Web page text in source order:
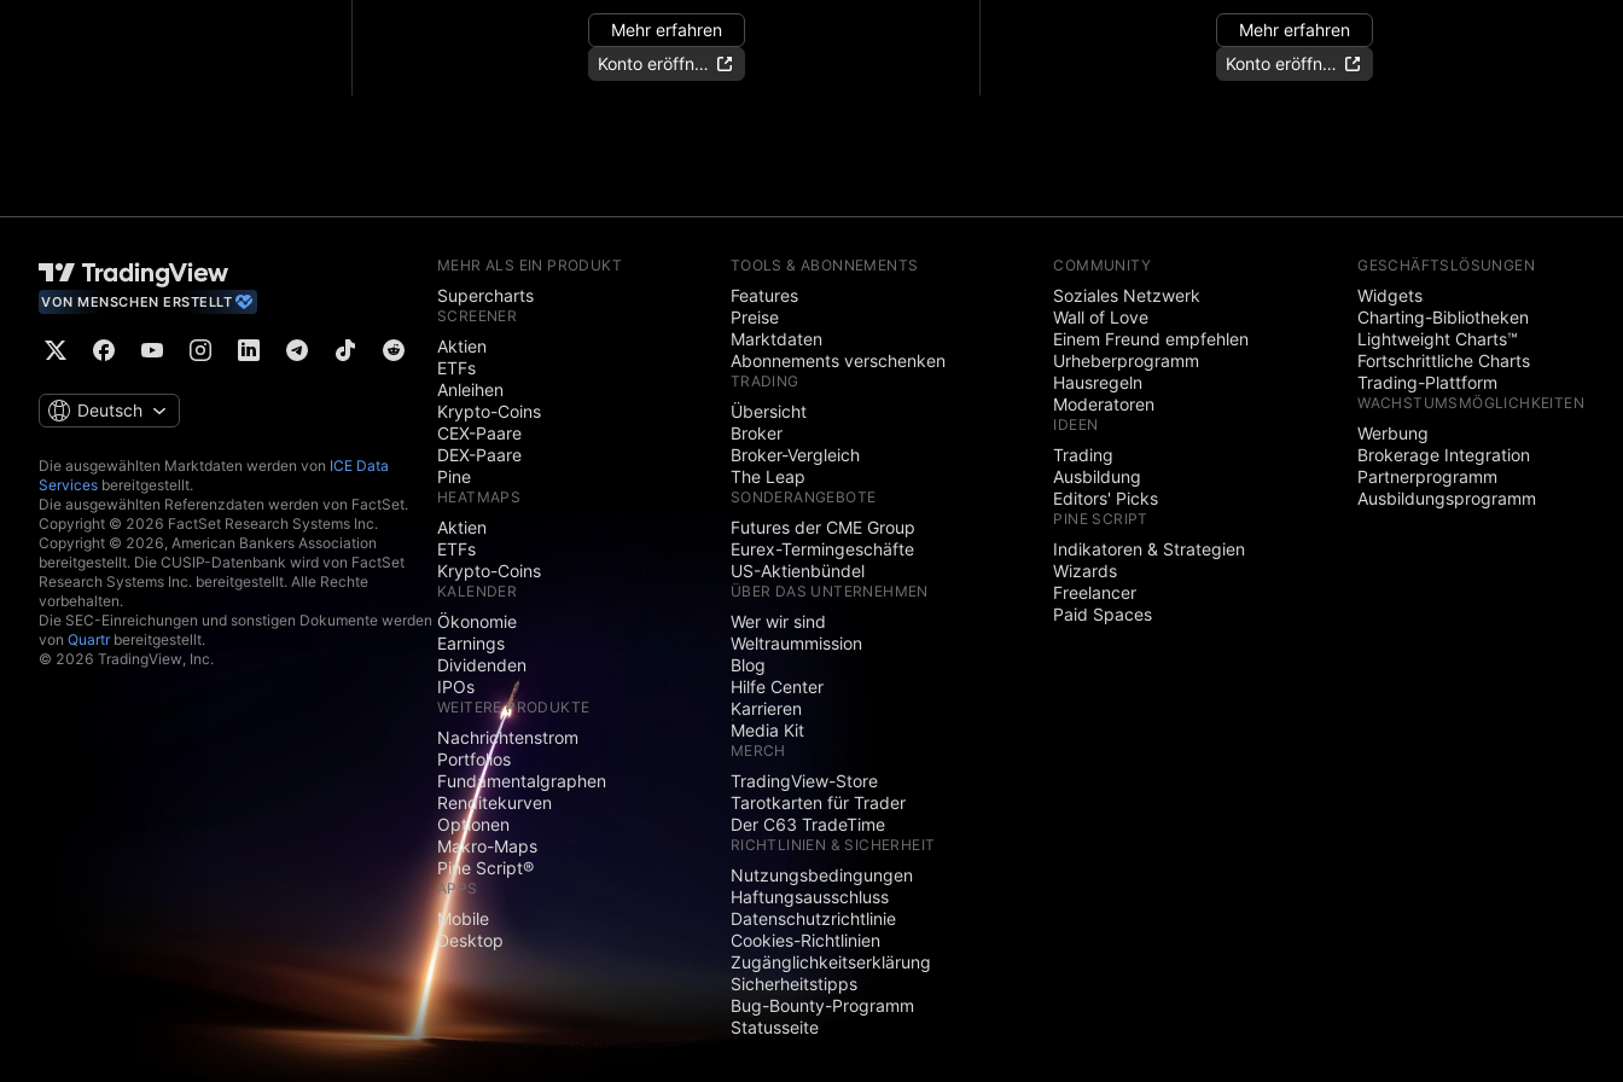
Mehr erfahren
Konto eröffnen
Mehr erfahren
Konto eröffnen
VON MENSCHEN ERSTELLT
Deutsch
Die ausgewählten Marktdaten werden von ICE Data
Services bereitgestellt.
Die ausgewählten Referenzdaten werden von FactSet.
Copyright © 2026 FactSet Research Systems Inc.
Copyright © 2026, American Bankers Association
bereitgestellt. Die CUSIP-Datenbank wird von FactSet
Research Systems Inc. bereitgestellt. Alle Rechte
vorbehalten.
Die SEC-Einreichungen und sonstigen Dokumente werden
von Quartrbereitgestellt.
© 2026 TradingView, Inc.
MEHR ALS EIN PRODUKT
Supercharts
SCREENER
Aktien
ETFs
Anleihen
Krypto-Coins
CEX-Paare
DEX-Paare
Pine
HEATMAPS
Aktien
ETFs
Krypto-Coins
KALENDER
Ökonomie
Earnings
Dividenden
IPOs
WEITERE PRODUKTE
Nachrichtenstrom
Portfolios
Fundamentalgraphen
Renditekurven
Optionen
Makro-Maps
Pine Script®
APPS
Mobile
Desktop
TOOLS & ABONNEMENTS
Features
Preise
Marktdaten
Abonnements verschenken
TRADING
Übersicht
Broker
Broker-Vergleich
The Leap
SONDERANGEBOTE
Futures der CME Group
Eurex-Termingeschäfte
US-Aktienbündel
ÜBER DAS UNTERNEHMEN
Wer wir sind
Weltraummission
Blog
Hilfe Center
Karrieren
Media Kit
MERCH
TradingView-Store
Tarotkarten für Trader
Der C63 TradeTime
RICHTLINIEN & SICHERHEIT
Nutzungsbedingungen
Haftungsausschluss
Datenschutzrichtlinie
Cookies-Richtlinien
Zugänglichkeitserklärung
Sicherheitstipps
Bug-Bounty-Programm
Statusseite
COMMUNITY
Soziales Netzwerk
Wall of Love
Einem Freund empfehlen
Urheberprogramm
Hausregeln
Moderatoren
IDEEN
Trading
Ausbildung
Editors' Picks
PINE SCRIPT
Indikatoren & Strategien
Wizards
Freelancer
Paid Spaces
GESCHÄFTSLÖSUNGEN
Widgets
Charting-Bibliotheken
Lightweight Charts™
Fortschrittliche Charts
Trading-Plattform
WACHSTUMSMÖGLICHKEITEN
Werbung
Brokerage Integration
Partnerprogramm
Ausbildungsprogramm